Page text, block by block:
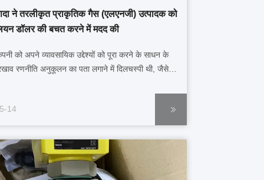
ने तरलीकृत प्राकृतिक गैस (एलएनजी) उत्पादक को
डॉलर की बचत करने में मदद की
को अपने व्यावसायिक उद्देश्यों को पूरा करने के साधन के
रणनीति अनुकूलन का पता लगाने में दिलचस्पी थी, जैसे
में नई विफलता मोड का ...
14